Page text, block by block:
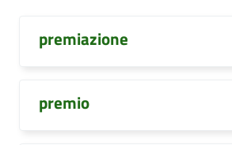
premiazione
premio